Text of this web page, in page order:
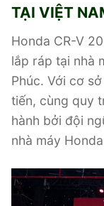
TẠI VIỆT
Honda CR-V
lắp ráp tại nhà
Phúc. Với cơ
tiến, cùng quy
hành bởi đội
nhà máy